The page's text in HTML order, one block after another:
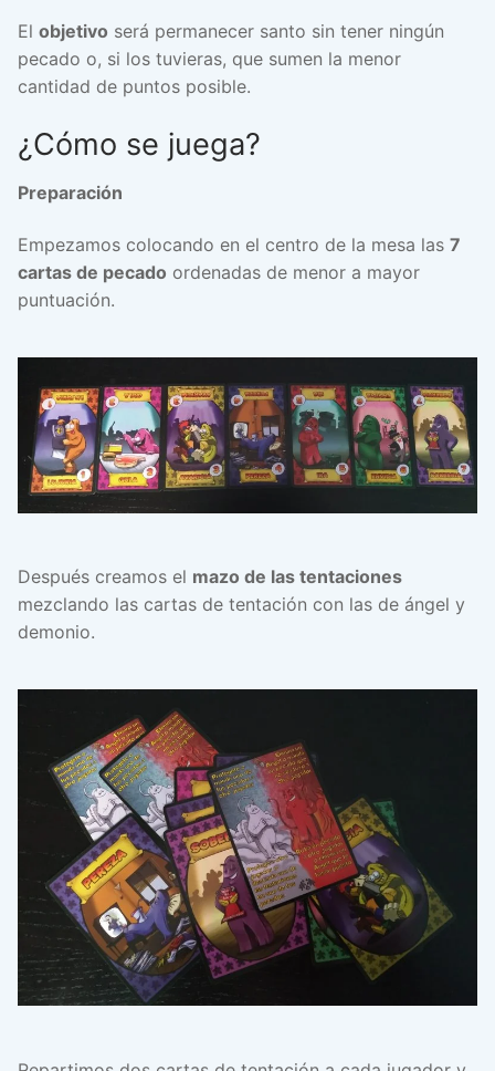
El objetivo será permanecer santo sin tener ningún
pecado o, si los tuvieras, que sumen la menor
cantidad de puntos posible.
¿Cómo se juega?
Preparación
Empezamos colocando en el centro de la mesa las 7
cartas de pecado ordenadas de menor a mayor
puntuación.
Después creamos el mazo de las tentaciones
mezclando las cartas de tentación con las de ángel y
demonio.